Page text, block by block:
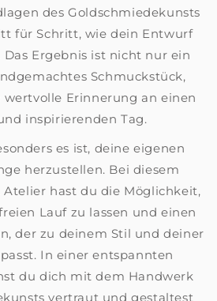
des Goldschmiedekunsts
für Schritt, wie dein Entwurf
Ergebnis ist nicht nur ein
Schmuckstück,
wertvolle Erinnerung an einen
inspirierenden Tag.
es ist, deine eigenen
herzustellen. Bei diesem
Atelier hast du die Möglichkeit,
Lauf zu lassen und einen
der zu deinem Stil und deiner
In einer entspannten
du dich mit dem Handwerk
vertraut und gestaltest